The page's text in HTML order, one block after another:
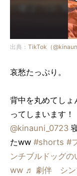
出典： TikTok（
哀愁たっぷり。
背中を丸めてしょ
ってしまいます！
@kinauni_0723
たww #shorts #
ンチブルドッグの
ww ♬ 劇伴 シ